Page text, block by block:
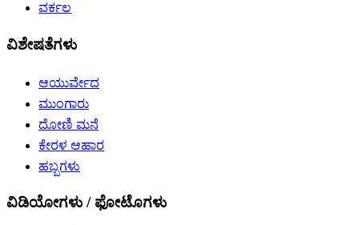
ವರ್ಕಲ
ವಿಶೇಷತೆಗಳು
ಆಯುರ್ವೇದ
ಮುಂಗಾರು
ದೋಣಿ ಮನೆ
ಕೇರಳ ಆಹಾರ
ಹಬ್ಬಗಳು
ವಿಡಿಯೋಗಳು / ಫೋಟೊಗಳು